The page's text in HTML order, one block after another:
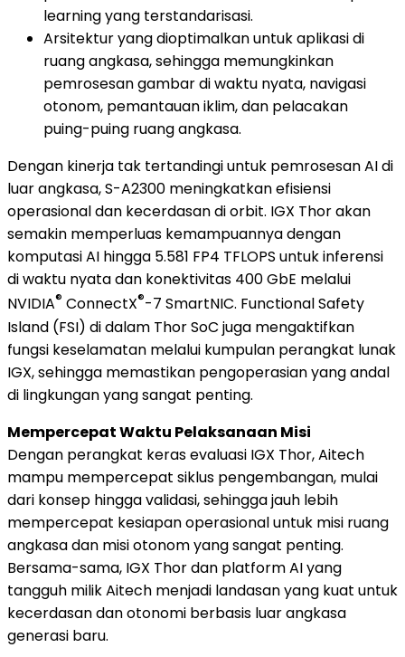
learning yang terstandarisasi.
Arsitektur yang dioptimalkan untuk aplikasi di
ruang angkasa, sehingga memungkinkan
pemrosesan gambar di waktu nyata, navigasi
otonom, pemantauan iklim, dan pelacakan
puing-puing ruang angkasa.
Dengan kinerja tak tertandingi untuk pemrosesan AI di
luar angkasa, S-A2300 meningkatkan efisiensi
operasional dan kecerdasan di orbit. IGX Thor akan
semakin memperluas kemampuannya dengan
komputasi AI hingga 5.581 FP4 TFLOPS untuk inferensi
di waktu nyata dan konektivitas 400 GbE melalui
NVIDIA® ConnectX®-7 SmartNIC. Functional Safety
Island (FSI) di dalam Thor SoC juga mengaktifkan
fungsi keselamatan melalui kumpulan perangkat lunak
IGX, sehingga memastikan pengoperasian yang andal
di lingkungan yang sangat penting.
Mempercepat Waktu Pelaksanaan Misi
Dengan perangkat keras evaluasi IGX Thor, Aitech
mampu mempercepat siklus pengembangan, mulai
dari konsep hingga validasi, sehingga jauh lebih
mempercepat kesiapan operasional untuk misi ruang
angkasa dan misi otonom yang sangat penting.
Bersama-sama, IGX Thor dan platform AI yang
tangguh milik Aitech menjadi landasan yang kuat untuk
kecerdasan dan otonomi berbasis luar angkasa
generasi baru.